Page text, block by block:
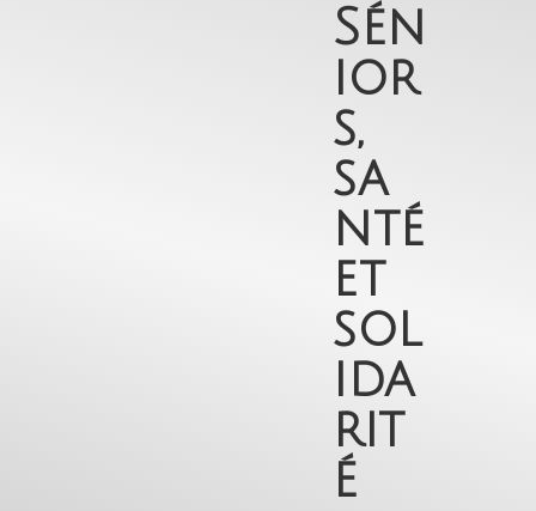
Sén
ior
s,
sa
nté
et
sol
ida
rit
é